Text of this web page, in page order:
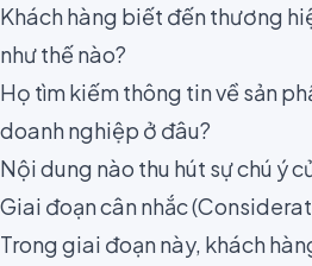
Khách hàng biết đến thương
như thế nào?
Họ tìm kiếm thông tin về sản
doanh nghiệp ở đâu?
Nội dung nào thu hút sự chú ý
Giai đoạn cân nhắc
Trong giai đoạn này, khách